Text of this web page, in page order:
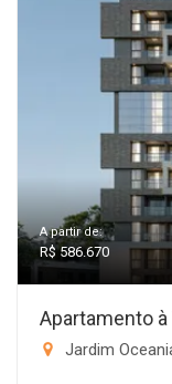
A partir de:
R$ 586.670
Apartamento
Jardim